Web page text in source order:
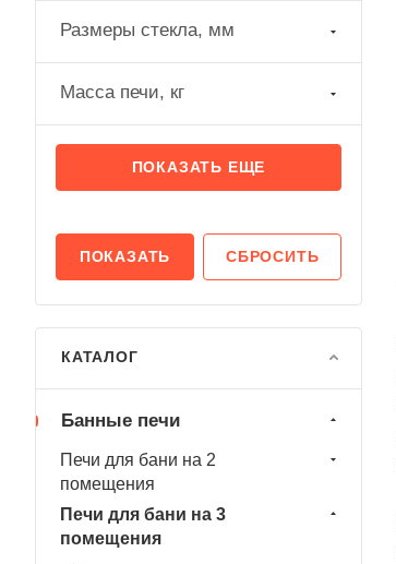
Размеры стекла, мм
Масса печи, кг
ПОКАЗАТЬ ЕЩЕ
СБРОСИТЬ
КАТАЛОГ
Банные печи
Печи для бани на 2
помещения
Печи для бани на 3
помещения